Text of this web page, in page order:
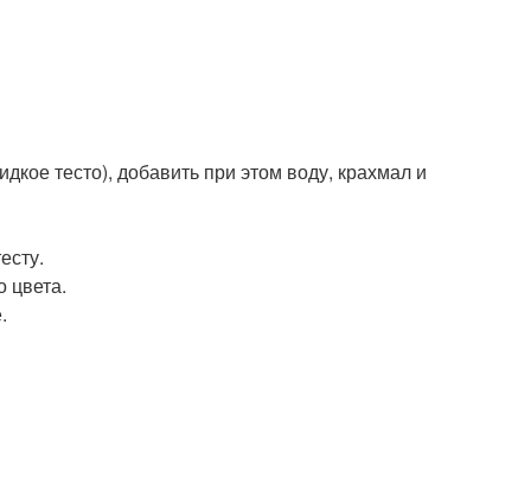
тесто), добавить при этом воду, крахмал и
цвета.